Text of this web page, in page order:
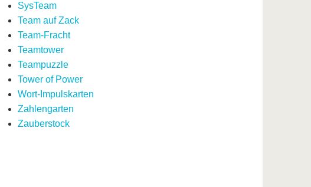
SysTeam
Team auf Zack
Team-Fracht
Teamtower
Teampuzzle
Tower of Power
Wort-Impulskarten
Zahlengarten
Zauberstock